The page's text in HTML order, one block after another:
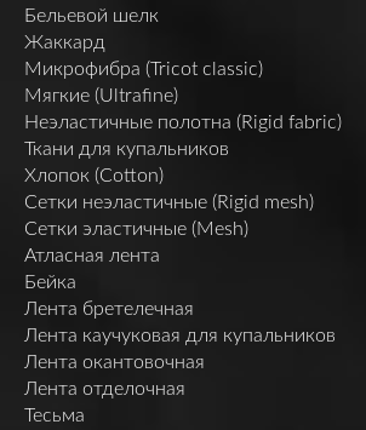
Бельевой шелк
Жаккард
Микрофибра (Tricot classic)
Мягкие (Ultrafine)
Неэластичные полотна (Rigid fabric)
Ткани для купальников
Хлопок (Cotton)
Сетки неэластичные (Rigid mesh)
Сетки эластичные (Mesh)
Атласная лента
Бейка
Лента бретелечная
Лента каучуковая для купальников
Лента окантовочная
Лента отделочная
Тесьма